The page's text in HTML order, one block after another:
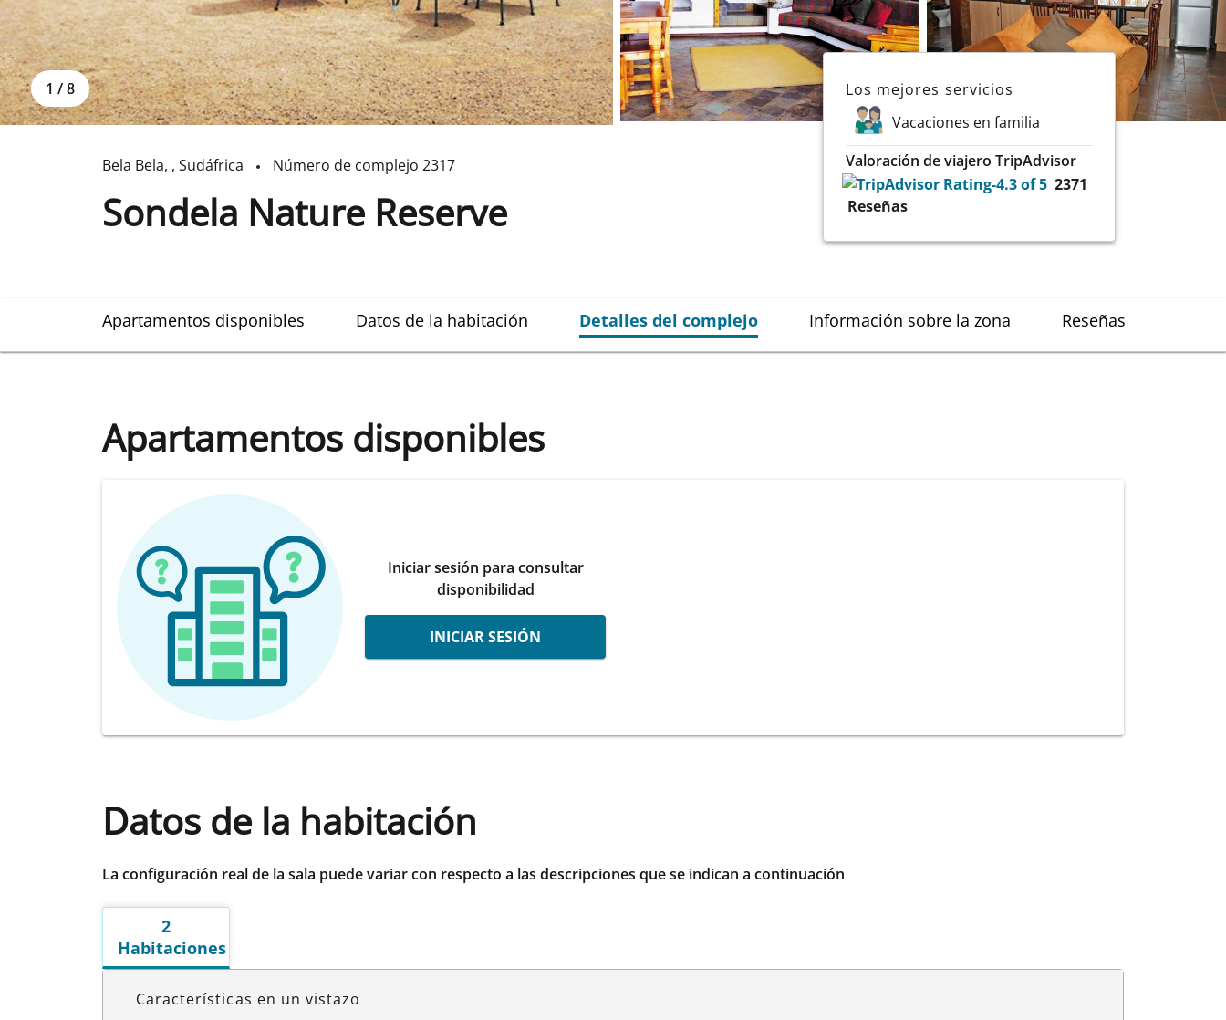
1 / 8
Bela Bela, , Sudáfrica Número de complejo 2317
Sondela Nature Reserve
Los mejores servicios
Vacaciones en familia
Valoración de viajero TripAdvisor
2371
Reseñas
Apartamentos disponibles Datos de la habitación Detalles del complejo Información sobre la zona Reseñas
Apartamentos disponibles
Iniciar sesión para consultar
disponibilidad
INICIAR SESIÓN
Datos de la habitación
La configuración real de la sala puede variar con respecto a las descripciones que se indican a continuación
2
Habitaciones
Características en un vistazo